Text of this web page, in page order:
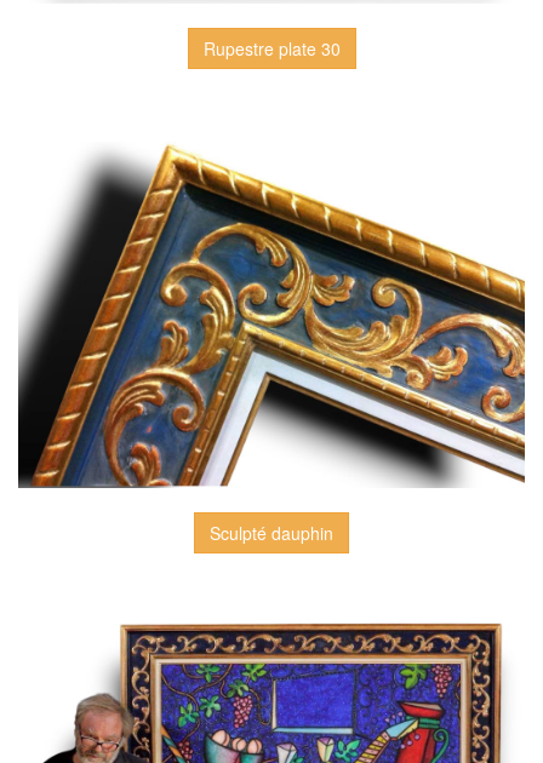
Rupestre plate 30
Sculpté dauphin